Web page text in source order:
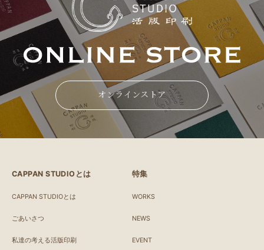
オンラインストア
CAPPAN STUDIOとは
CAPPAN STUDIOとは
ごあいさつ
私達の考える活版印刷
特集
WORKS
NEWS
EVENT